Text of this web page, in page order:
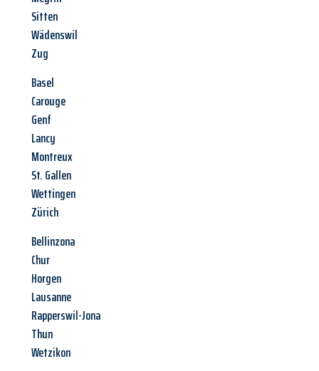
Sitten
Wädenswil
Zug
Basel
Carouge
Genf
Lancy
Montreux
St. Gallen
Wettingen
Zürich
Bellinzona
Chur
Horgen
Lausanne
Rapperswil-Jona
Thun
Wetzikon